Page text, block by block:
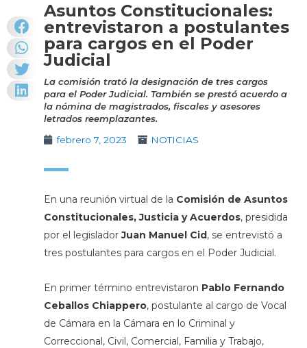
Asuntos Constitucionales:
entrevistaron a postulantes
para cargos en el Poder
Judicial
La comisión trató la designación de tres cargos
para el Poder Judicial. También se prestó acuerdo a
la nómina de magistrados, fiscales y asesores
letrados reemplazantes.
febrero 7, 2023
NOTICIAS
En una reunión virtual de la Comisión de Asuntos
Constitucionales, Justicia y Acuerdos, presidida
por el legisladorJuan Manuel Cid, se entrevistó a
tres postulantes para cargos en el Poder Judicial.
En primer término entrevistaron Pablo Fernando
Ceballos Chiappero, postulante al cargo de Vocal
de Cámara en la Cámara en lo Criminal y
Correccional, Civil, Comercial, Familia y Trabajo,